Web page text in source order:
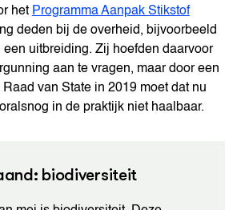
het Programma Aanpak Stikstof
deden bij de overheid, bijvoorbeeld
uitbreiding. Zij hoefden daarvoor
aan te vragen, maar door een
van State in 2019 moet dat nu
in de praktijk niet haalbaar.
biodiversiteit